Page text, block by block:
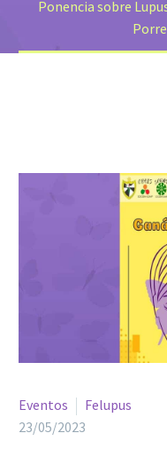
Ponencia sobre
Eventos
Felupus
23/05/2023